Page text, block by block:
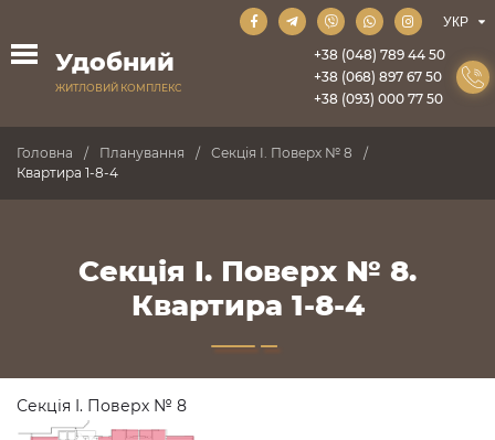
Удобний
ЖИТЛОВИЙ КОМПЛЕКС
+38 (048) 789 44 50
+38 (068) 897 67 50
+38 (093) 000 77 50
Головна Планування
Секція I. Поверх № 8
Квартира 1-8-4
Секція I. Поверх № 8.
Квартира 1-8-4
Секція I. Поверх № 8